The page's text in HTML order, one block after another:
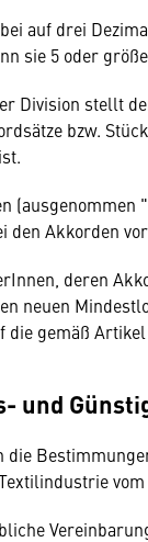
auf drei
sie 5 oder
Division stellt
bzw.
den Akkorden
deren
neuen
die gemäß
und
die